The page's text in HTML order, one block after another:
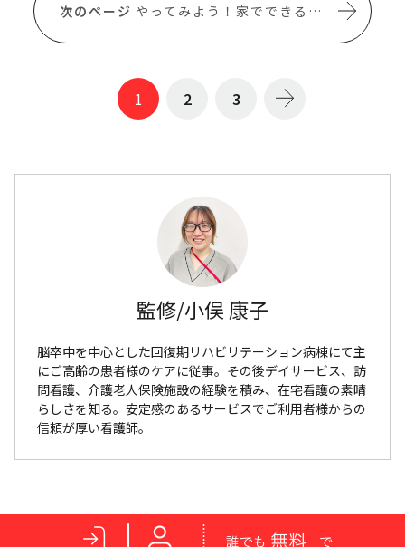
やってみよう！家でできる体操
1 2 3
監修/小俣 康子
脳卒中を中心とした回復期リハビリテーション病棟にて主
にご高齢の患者様のケアに従事。その後デイサービス、訪
問看護、介護老人保険施設の経験を積み、在宅看護の素晴
らしさを知る。安定感のあるサービスでご利用者様からの
信頼が厚い看護師。